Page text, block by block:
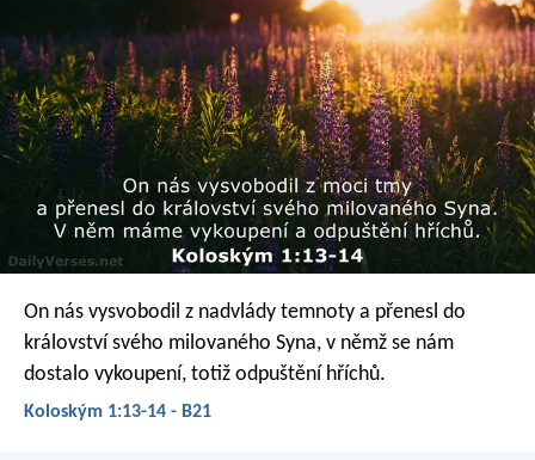
On nás vysvobodil z nadvlády temnoty a přenesl do
království svého milovaného Syna, v němž se nám
dostalo vykoupení, totiž odpuštění hříchů.
Koloským 1:13-14 - B21